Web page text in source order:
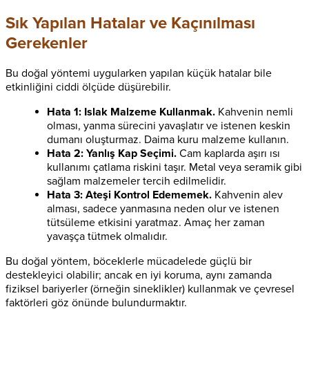
Sık Yapılan Hatalar ve Kaçınılması
Gerekenler
Bu doğal yöntemi uygularken yapılan küçük hatalar bile
etkinliğini ciddi ölçüde düşürebilir.
Hata 1: Islak Malzeme Kullanmak. Kahvenin nemli
olması, yanma sürecini yavaşlatır ve istenen keskin
dumanı oluşturmaz. Daima kuru malzeme kullanın.
Hata 2: Yanlış Kap Seçimi. Cam kaplarda aşırı ısı
kullanımı çatlama riskini taşır. Metal veya seramik gibi
sağlam malzemeler tercih edilmelidir.
Hata 3: Ateşi Kontrol Edememek. Kahvenin alev
alması, sadece yanmasına neden olur ve istenen
tütsüleme etkisini yaratmaz. Amaç her zaman
yavaşça tütmek olmalıdır.
Bu doğal yöntem, böceklerle mücadelede güçlü bir
destekleyici olabilir; ancak en iyi koruma, aynı zamanda
fiziksel bariyerler (örneğin sineklikler) kullanmak ve çevresel
faktörleri göz önünde bulundurmaktır.